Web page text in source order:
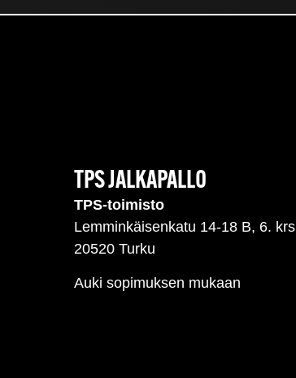
TPS JALKAPALLO
TPS-toimisto
Lemminkäisenkatu 14-18 B, 6. krs
20520 Turku
Auki sopimuksen mukaan